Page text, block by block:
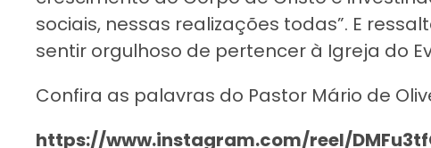
sociais, nessas realizações todas”. E
sentir orgulhoso de pertencer à Igreja do
Confira as palavras do Pastor Mário de
https://www.instagram.com/reel/